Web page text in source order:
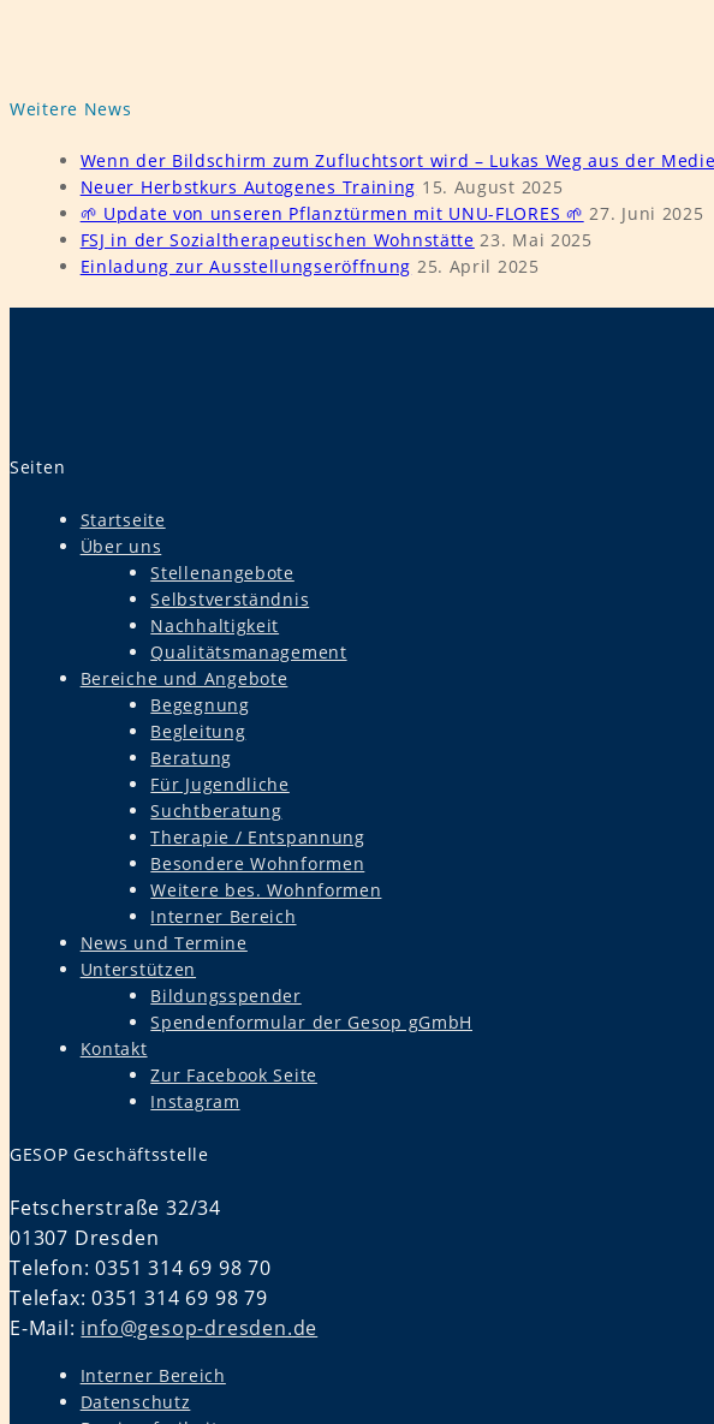
Weitere News
Wenn der Bildschirm zum Zufluchtsort wird – Lukas Weg aus der
Neuer Herbstkurs Autogenes Training 15. August 2025
🌱 Update von unseren Pflanztürmen mit UNU-FLORES 🌱 27. Juni 2025
FSJ in der Sozialtherapeutischen Wohnstätte 23. Mai 2025
Einladung zur Ausstellungseröffnung 25. April 2025
Seiten
Startseite
Über uns
Stellenangebote
Selbstverständnis
Nachhaltigkeit
Qualitätsmanagement
Bereiche und Angebote
Begegnung
Begleitung
Beratung
Für Jugendliche
Suchtberatung
Therapie / Entspannung
Besondere Wohnformen
Weitere bes. Wohnformen
Interner Bereich
News und Termine
Unterstützen
Bildungsspender
Spendenformular der Gesop gGmbH
Kontakt
Zur Facebook Seite
Instagram
GESOP Geschäftsstelle
Fetscherstraße 32/34
01307 Dresden
Telefon: 0351 314 69 98 70
Telefax: 0351 314 69 98 79
E-Mail: info@gesop-dresden.de
Interner Bereich
Datenschutz